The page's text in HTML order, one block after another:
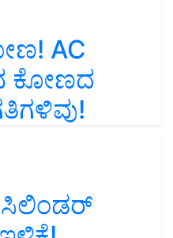
AC
ಕೋಣದ
ಸಿಲಿಂಡರ್‌